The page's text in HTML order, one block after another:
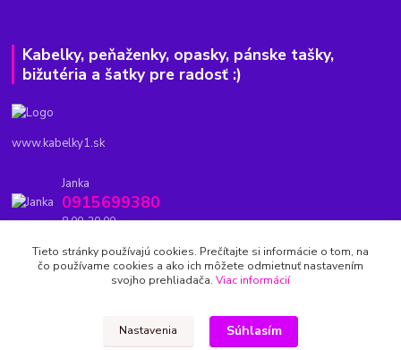
Kabelky, peňaženky, opasky, pánske tašky,
bižutéria a šatky pre radosť :)
www.kabelky1.sk
Janka
0915699380
8.00-20.00
kabelky1.sk@gmail.com
Tieto stránky používajú cookies. Prečítajte si informácie o tom, na
čo používame cookies a ako ich môžete odmietnuť nastavením
svojho prehliadača. Viac informácií
Nastavenia Súhlasím